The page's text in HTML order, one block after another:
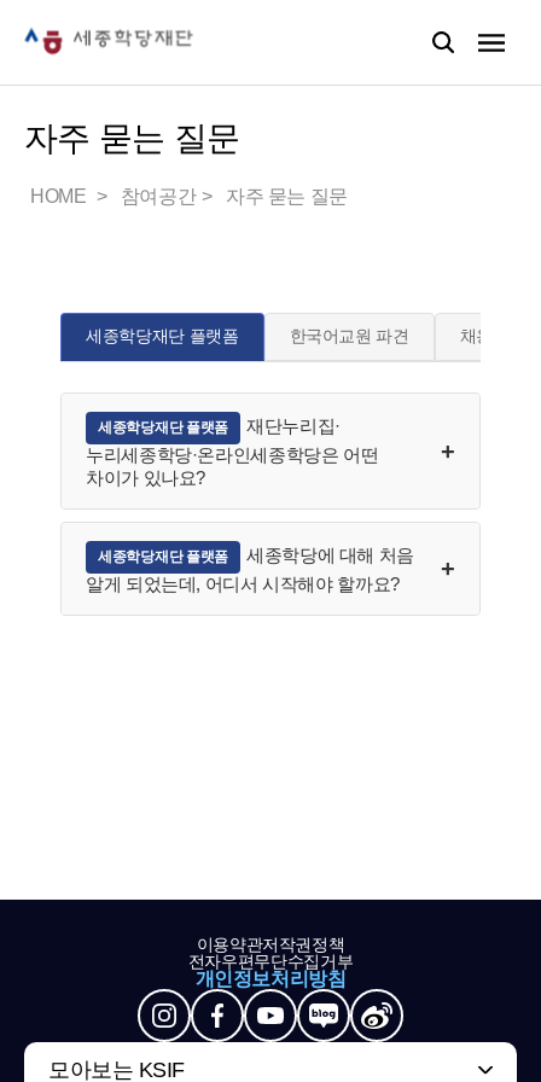
자주 묻는 질문
HOME 참여공간 자주 묻는 질문
세종학당재단 플랫폼 한국어교원 파견 채용
세종학당재단 플랫폼
재단누리집·
누리세종학당·온라인세종학당은 어떤
차이가 있나요?
세종학당재단 플랫폼
세종학당에 대해 처음
알게 되었는데, 어디서 시작해야 할까요?
이용약관저작권정책
전자우편무단수집거부
개인정보처리방침
모아보는 KSIF